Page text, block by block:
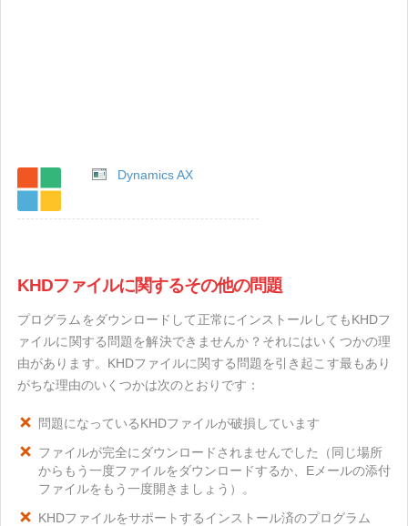
Dynamics AX
KHDファイルに関するその他の問題
プログラムをダウンロードして正常にインストールしてもKHDフ
ァイルに関する問題を解決できませんか？それにはいくつかの理
由があります。KHDファイルに関する問題を引き起こす最もあり
がちな理由のいくつかは次のとおりです：
問題になっているKHDファイルが破損しています
ファイルが完全にダウンロードされませんでした（同じ場所
からもう一度ファイルをダウンロードするか、Eメールの添付
ファイルをもう一度開きましょう）。
KHDファイルをサポートするインストール済のプログラム